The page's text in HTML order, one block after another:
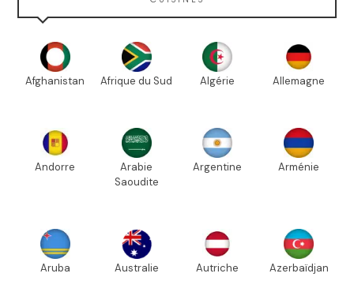
Afghanistan Afrique du Sud Algérie Allemagne
Andorre
Arabie
Saoudite
Argentine Arménie
Aruba Australie Autriche Azerbaïdjan